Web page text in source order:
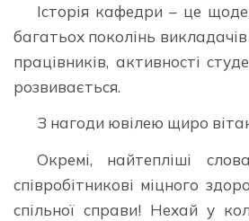
Історія кафедри – це
багатьох поколінь
працівників, активності
розвивається.
З нагоди ювілею щиро
Окремі, найтепліші
співробітникові міцного
спільної справи! Нехай у